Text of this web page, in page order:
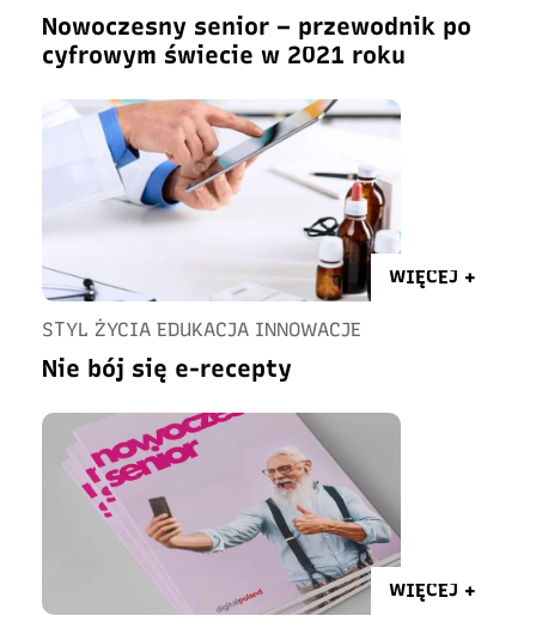
Nowoczesny senior – przewodnik po
cyfrowym świecie w 2021 roku
WIĘCEJ +
STYL ŻYCIA EDUKACJA INNOWACJE
Nie bój się e-recepty
WIĘCEJ +